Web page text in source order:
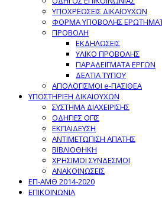
ΥΠΟΧΡΕΩΣΕΙΣ ΔΙΚΑΙΟΥΧΩΝ
ΦΟΡΜΑ ΥΠΟΒΟΛΗΣ
ΠΡΟΒΟΛΗ
ΕΚΔΗΛΩΣΕΙΣ
ΥΛΙΚΟ ΠΡΟΒΟΛΗΣ
ΠΑΡΑΔΕΙΓΜΑΤΑ ΕΡΓΩΝ
ΔΕΛΤΙΑ ΤΥΠΟΥ
ΑΠΟΛΟΓΙΣΜΟΙ e-ΠΑΣΙΘΕΑ
ΥΠΟΣΤΗΡΙΞΗ ΔΙΚΑΙΟΥΧΩΝ
ΣΥΣΤΗΜΑ ΔΙΑΧΕΙΡΙΣΗΣ
ΟΔΗΓΙΕΣ ΟΠΣ
ΕΚΠΑΙΔΕΥΣΗ
ΑΝΤΙΜΕΤΩΠΙΣΗ ΑΠΑΤΗΣ
ΒΙΒΛΙΟΘΗΚΗ
ΧΡΗΣΙΜΟΙ ΣΥΝΔΕΣΜΟΙ
ΑΝΑΚΟΙΝΩΣΕΙΣ
ΕΠ-ΑΜΘ 2014-2020
ΕΠΙΚΟΙΝΩΝΙΑ